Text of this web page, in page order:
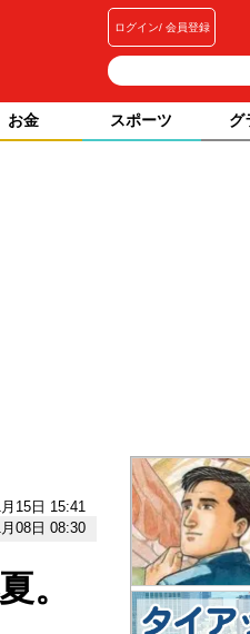
ログイン 会員登録
お金 スポーツ グ
15日 15:41
08日 08:30
。